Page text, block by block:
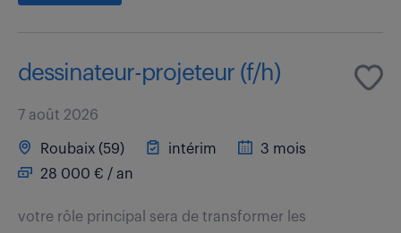
dessinateur-projeteur (f/h)
7 août 2026
Roubaix (59) intérim
3 mois
28 000 € / an
votre rôle principal sera de transformer les